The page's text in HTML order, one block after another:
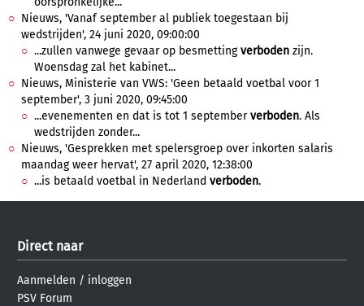
Nieuws, 'Vanaf september al publiek toegestaan bij
wedstrijden', 24 juni 2020, 09:00:00
...zullen vanwege gevaar op besmettingverboden zijn.
Woensdag zal het kabinet...
Nieuws, Ministerie van VWS: 'Geen betaald voetbal voor 1
september', 3 juni 2020, 09:45:00
...evenementen en dat is tot 1 septemberverboden. Als
wedstrijden zonder...
Nieuws, 'Gesprekken met spelersgroep over inkorten salaris
maandag weer hervat', 27 april 2020, 12:38:00
...is betaald voetbal in Nederland verboden.
Direct naar
Aanmelden / inloggen
PSV Forum